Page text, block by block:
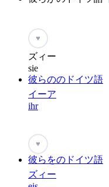
♥
ズィー
sie
彼らののドイツ語
イーア
ihr
♥
彼らをのドイツ語
ズィー